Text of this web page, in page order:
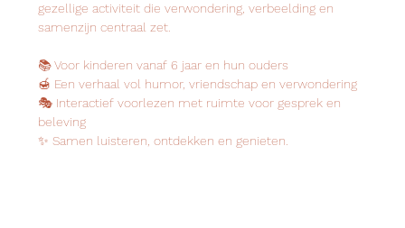
gezellige activiteit die verwondering, verbeelding en
samenzijn centraal zet.
📚 Voor kinderen vanaf 6 jaar en hun ouders
🍯 Een verhaal vol humor, vriendschap en verwondering
🎭 Interactief voorlezen met ruimte voor gesprek en
beleving
✨ Samen luisteren, ontdekken en genieten.